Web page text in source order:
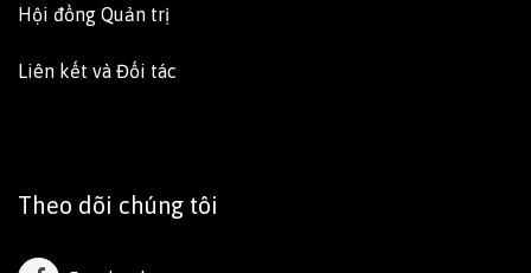
Hội đồng Quản trị
Liên kết và Đối tác
Theo dõi chúng tôi